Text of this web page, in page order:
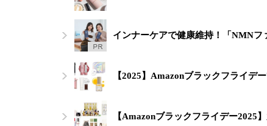
インナーケアで健康維持！「NMN
【2025】Amazonブラックフライデ
【Amazonブラックフライデー2025